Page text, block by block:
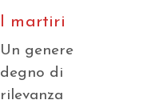
I martiri
Un genere
degno di
rilevanza